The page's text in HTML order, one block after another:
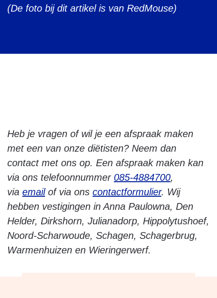
(De foto bij dit artikel is van RedMouse)
Heb je vragen of wil je een afspraak maken
met een van onze diëtisten? Neem dan
contact met ons op. Een afspraak maken kan
via ons telefoonnummer 085-4884700,
via emailof via ons contactformulier. Wij
hebben vestigingen in Anna Paulowna, Den
Helder, Dirkshorn, Julianadorp, Hippolytushoef,
Noord-Scharwoude, Schagen, Schagerbrug,
Warmenhuizen en Wieringerwerf.